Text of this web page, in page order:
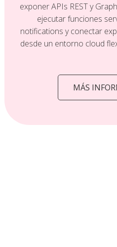
exponer APIs REST y
ejecutar funciones
notifications y conectar
desde un entorno cloud
MÁS